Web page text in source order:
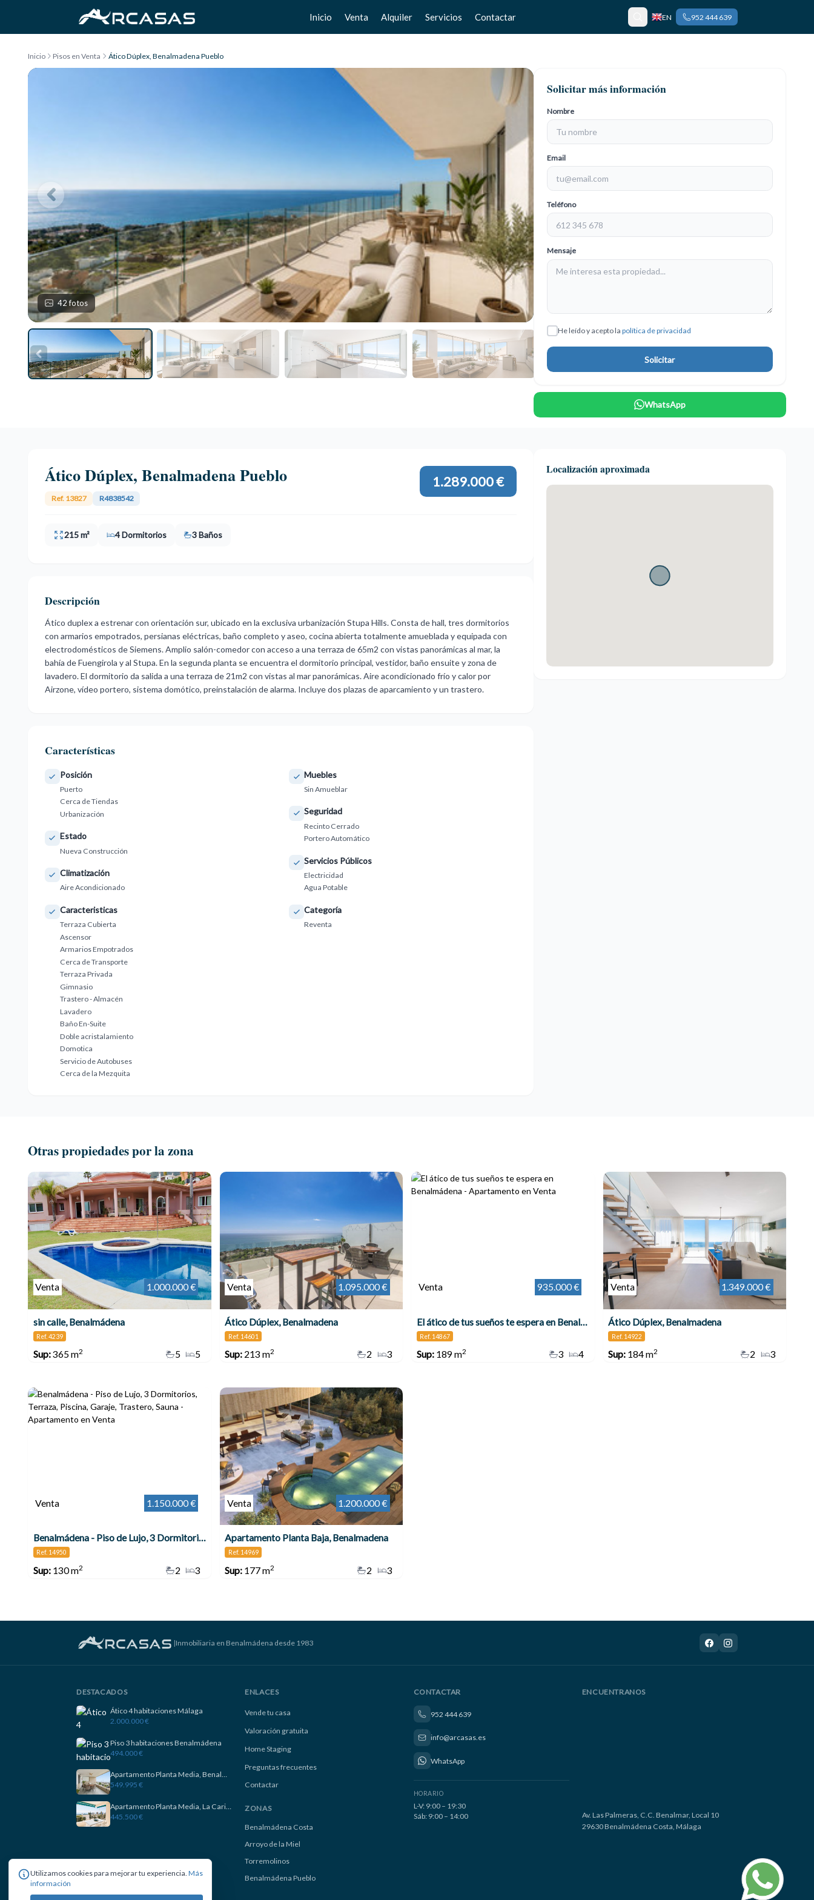
Inicio Venta
Chalets
Adosados
Estudios
Alquiler
Chalets
Locales
Negocios
Servicios
Valoración gratuita
Contactar EN 952 444 639
Inicio Pisos en Venta Ático Dúplex, Benalmadena Pueblo
42 fotos
Solicitar más información
Nombre
Email
Teléfono
Mensaje
He leído y acepto la política de privacidad
Solicitar
WhatsApp
Ático Dúplex, Benalmadena Pueblo
Ref. 13827 R4838542
1.289.000 €
215 m² 4 Dormitorios 3 Baños
Descripción
Ático duplex a estrenar con orientación sur, ubicado en la exclusiva urbanización Stupa Hills. Consta de hall, tres dormitorios
con armarios empotrados, persianas eléctricas, baño completo y aseo, cocina abierta totalmente amueblada y equipada con
electrodomésticos de Siemens. Amplio salón-comedor con acceso a una terraza de 65m2 con vistas panorámicas al mar, la
bahía de Fuengirola y al Stupa. En la segunda planta se encuentra el dormitorio principal, vestidor, baño ensuite y zona de
lavadero. El dormitorio da salida a una terraza ‌de ‌21m2 ‌con ‌vistas al ‌mar panorámicas. Aire ‌acondicionado ‌frío y ‌calor ‌por
‌Airzone, ‌vídeo portero, sistema ‌domótico, preinstalación ‌de alarma. Incluye ‌dos ‌plazas ‌de ‌aparcamiento ‌y ‌un ‌trastero.
Características
Posición
Puerto
Cerca de Tiendas
Urbanización
Estado
Nueva Construcción
Climatización
Aire Acondicionado
Caracteristicas
Terraza Cubierta
Ascensor
Armarios Empotrados
Cerca de Transporte
Terraza Privada
Gimnasio
Trastero - Almacén
Lavadero
Baño En-Suite
Doble acristalamiento
Domotica
Servicio de Autobuses
Cerca de la Mezquita
Muebles
Sin Amueblar
Seguridad
Recinto Cerrado
Portero Automático
Servicios Públicos
Electricidad
Agua Potable
Categoría
Reventa
Localización aproximada
Otras propiedades por la zona
Venta 1.000.000 €
sin calle, Benalmádena
Ref. 4239
Sup:365 m2 5
5
Venta 1.095.000 €
Ático Dúplex, Benalmadena
Ref. 14601
Sup: 213 m2 3
2
Venta 935.000 €
El ático de tus sueños te espera en Benalmádena
Ref. 14867
Sup:189 m2 4
3
Venta 1.349.000 €
Ático Dúplex, Benalmadena
Ref. 14922
Sup: 184 m2 3
2
Venta 1.150.000 €
Benalmádena - Piso de Lujo, 3 Dormitorios, Terraza, Piscina, Garaje, Trastero, Sauna
Ref. 14950
Sup:130 m2 3
2
Venta 1.200.000 €
Apartamento Planta Baja, Benalmadena
Ref. 14969
Sup: 177 m2 3
2
|Inmobiliaria en Benalmádena desde 1983
DESTACADOS
Ático 4 habitaciones Málaga
2.000.000 €
Piso 3 habitaciones Benalmádena
494.000 €
Apartamento Planta Media, Benalmadena
549.995 €
445.500 €
ENLACES
Vende tu casa
Valoración gratuita
Home Staging
Preguntas frecuentes
Contactar
ZONAS
Benalmádena Costa
Arroyo de la Miel
Torremolinos
Benalmádena Pueblo
CONTACTAR
952 444 639
info@arcasas.es
WhatsApp
HORARIO
L-V: 9:00 – 19:30
Sáb: 9:00 – 14:00
ENCUENTRANOS
Av. Las Palmeras, C.C. Benalmar, Local 10
29630 Benalmádena Costa, Málaga
Utilizamos cookies para mejorar tu experiencia. Más
información